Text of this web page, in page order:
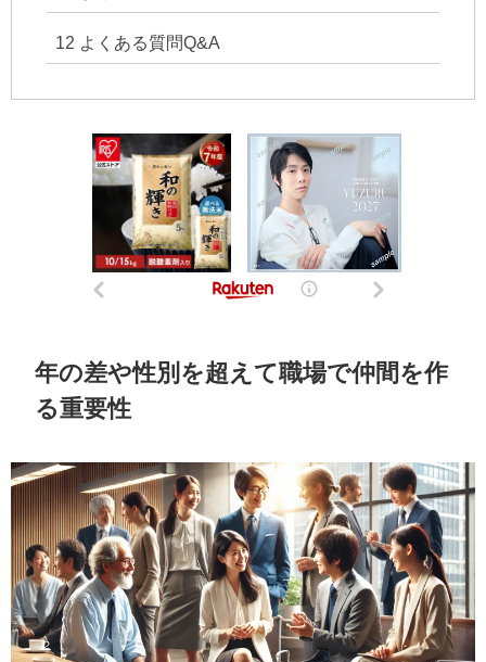
12 よくある質問Q&A
年の差や性別を超えて職場で仲間を作
る重要性